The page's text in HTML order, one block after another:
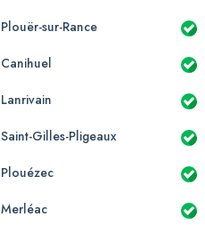
Plouër-sur-Rance
Canihuel
Lanrivain
Saint-Gilles-Pligeaux
Plouézec
Merléac